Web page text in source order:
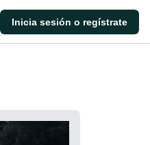
Inicia sesión o regístrate